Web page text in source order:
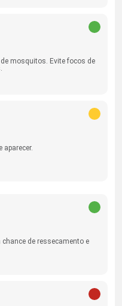
mosquitos. Evite focos de
aparecer.
de ressecamento e